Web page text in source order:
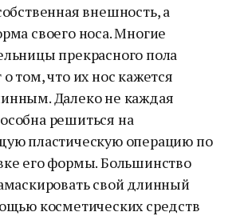
внешность, а
своего носа. Многие
прекрасного пола
том, что их нос кажется
Далеко не каждая
решиться на
пластическую операцию по
его формы. Большинство
свой длинный
косметических средств